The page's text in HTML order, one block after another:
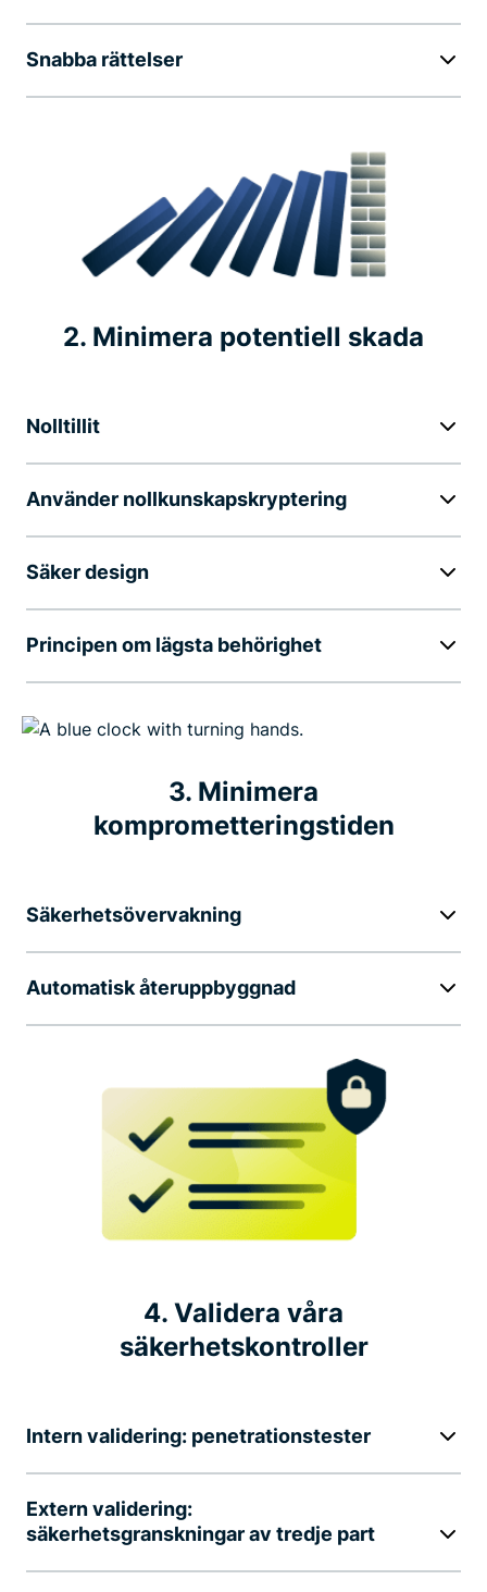
Snabba rättelser
2. Minimera potentiell skada
Nolltillit
Använder nollkunskapskryptering
Säker design
Principen om lägsta behörighet
3. Minimera
komprometteringstiden
Säkerhetsövervakning
Automatisk återuppbyggnad
4. Validera våra
säkerhetskontroller
Intern validering: penetrationstester
Extern validering:
säkerhetsgranskningar av tredje part